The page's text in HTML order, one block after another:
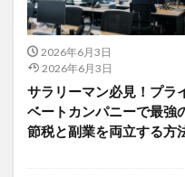
2026年6月3日
2026年6月3日
サラリーマン必見！プラ
ベートカンパニーで最強
節税と副業を両立する方